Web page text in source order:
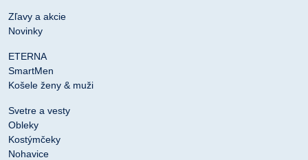
Zľavy a akcie
Novinky
ETERNA
SmartMen
Košele ženy & muži
Svetre a vesty
Obleky
Kostýmčeky
Nohavice